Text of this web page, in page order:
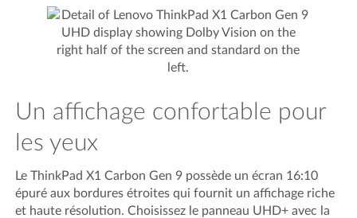
Un affichage confortable pour
les yeux
Le ThinkPad X1 Carbon Gen 9 possède un écran 16:10
épuré aux bordures étroites qui fournit un affichage riche
et haute résolution. Choisissez le panneau UHD+ avec la